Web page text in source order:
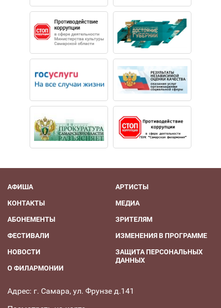
АФИША
КОНТАКТЫ
АБОНЕМЕНТЫ
ФЕСТИВАЛИ
НОВОСТИ
О ФИЛАРМОНИИ
АРТИСТЫ
МЕДИА
ЗРИТЕЛЯМ
ИЗМЕНЕНИЯ В ПРОГРАММЕ
ЗАЩИТА ПЕРСОНАЛЬНЫХ
ДАННЫХ
Адрес: г. Самара, ул. Фрунзе д.141